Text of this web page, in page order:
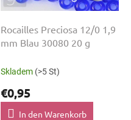
Rocailles Preciosa 12/0 1,9
mm Blau 30080 20 g
Skladem (>5 St)
€0,95
In den Warenkorb